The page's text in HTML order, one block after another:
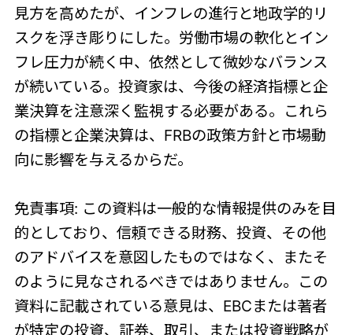
見方を高めたが、インフレの進行と地政学的リ
スクを浮き彫りにした。労働市場の軟化とイン
フレ圧力が続く中、依然として微妙なバランス
が続いている。投資家は、今後の経済指標と企
業決算を注意深く監視する必要がある。これら
の指標と企業決算は、FRBの政策方針と市場動
向に影響を与えるからだ。
免責事項: この資料は一般的な情報提供のみを目
的としており、信頼できる財務、投資、その他
のアドバイスを意図したものではなく、またそ
のように見なされるべきではありません。この
資料に記載されている意見は、EBCまたは著者
が特定の投資、証券、取引、または投資戦略が